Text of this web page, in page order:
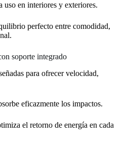
uso en interiores y exteriores.
perfecto entre comodidad,
soporte integrado
para ofrecer velocidad,
eficazmente los impactos.
el retorno de energía en cada